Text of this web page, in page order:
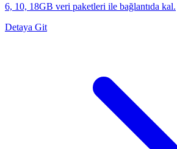
6, 10, 18GB veri paketleri ile bağlantıda kal.
Detaya Git